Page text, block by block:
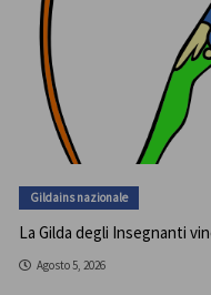
Gildains nazionale
La Gilda degli Insegnanti
Agosto 5, 2026